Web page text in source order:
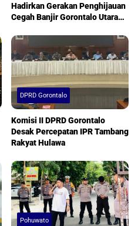
Hadirkan Gerakan Penghijauan
Cegah Banjir Gorontalo Utara
DPRD Gorontalo
Komisi II DPRD Gorontalo
Desak Percepatan IPR Tambang
Rakyat Hulawa
Pohuwato